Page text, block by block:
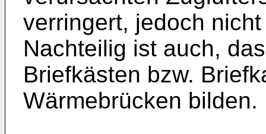
verringert, jedoch
Nachteilig ist auch,
Briefkästen bzw.
Wärmebrücken bilden.